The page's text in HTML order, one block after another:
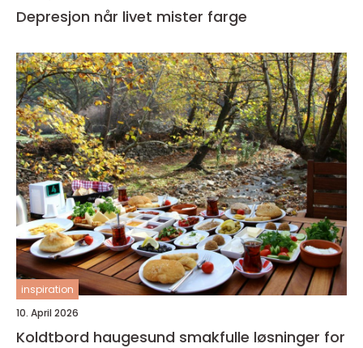
Depresjon når livet mister farge
inspiration
10. April 2026
Koldtbord haugesund smakfulle løsninger for